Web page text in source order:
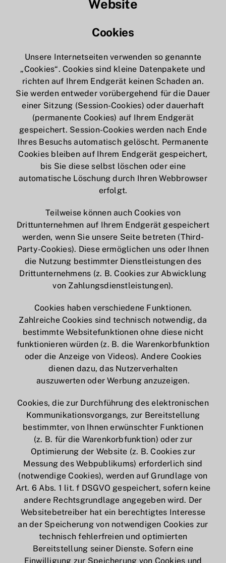
Website
Cookies
Unsere Internetseiten verwenden so genannte
„Cookies“. Cookies sind kleine Datenpakete und
richten auf Ihrem Endgerät keinen Schaden an.
Sie werden entweder vorübergehend für die Dauer
einer Sitzung (Session-Cookies) oder dauerhaft
(permanente Cookies) auf Ihrem Endgerät
gespeichert. Session-Cookies werden nach Ende
Ihres Besuchs automatisch gelöscht. Permanente
Cookies bleiben auf Ihrem Endgerät gespeichert,
bis Sie diese selbst löschen oder eine
automatische Löschung durch Ihren Webbrowser
erfolgt.
Teilweise können auch Cookies von
Drittunternehmen auf Ihrem Endgerät gespeichert
werden, wenn Sie unsere Seite betreten (Third-
Party-Cookies). Diese ermöglichen uns oder Ihnen
die Nutzung bestimmter Dienstleistungen des
Drittunternehmens (z. B. Cookies zur Abwicklung
von Zahlungsdienstleistungen).
Cookies haben verschiedene Funktionen.
Zahlreiche Cookies sind technisch notwendig, da
bestimmte Websitefunktionen ohne diese nicht
funktionieren würden (z. B. die Warenkorbfunktion
oder die Anzeige von Videos). Andere Cookies
dienen dazu, das Nutzerverhalten
auszuwerten oder Werbung anzuzeigen.
Cookies, die zur Durchführung des elektronischen
Kommunikationsvorgangs, zur Bereitstellung
bestimmter, von Ihnen erwünschter Funktionen
(z. B. für die Warenkorbfunktion) oder zur
Optimierung der Website (z. B. Cookies zur
Messung des Webpublikums) erforderlich sind
(notwendige Cookies), werden auf Grundlage von
Art. 6 Abs. 1 lit. f DSGVO gespeichert, sofern keine
andere Rechtsgrundlage angegeben wird. Der
Websitebetreiber hat ein berechtigtes Interesse
an der Speicherung von notwendigen Cookies zur
technisch fehlerfreien und optimierten
Bereitstellung seiner Dienste. Sofern eine
Einwilligung zur Speicherung von Cookies und